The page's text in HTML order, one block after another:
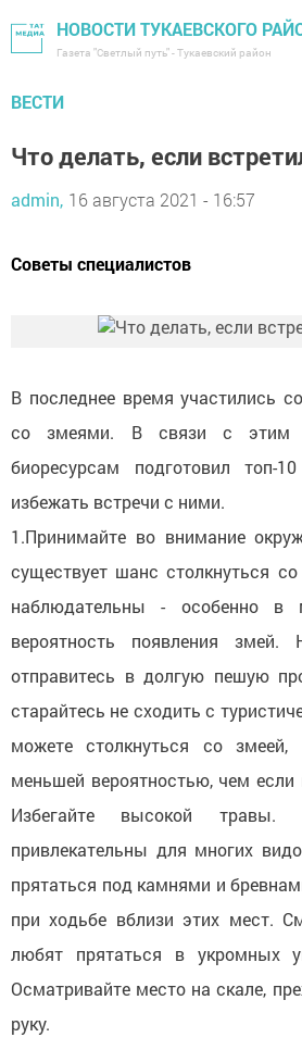
НОВОСТИ ТУКАЕВСКОГО
Газета "Светлый путь" - Тукаевский район
ВЕСТИ
Что делать, если
admin, 16 августа 2021 - 16:57
Советы специалистов
В последнее время участились
со змеями. В связи с этим
биоресурсам подготовил топ-
избежать встречи с ними.
1.Принимайте во внимание
существует шанс столкнуться
наблюдательны - особенно в
вероятность появления
отправитесь в долгую пешую
старайтесь не сходить с
можете столкнуться со
меньшей вероятностью, чем
Избегайте высокой
привлекательны для многих
прятаться под камнями и
при ходьбе вблизи этих мест.
любят прятаться в укромных
Осматривайте место на скале,
руку.